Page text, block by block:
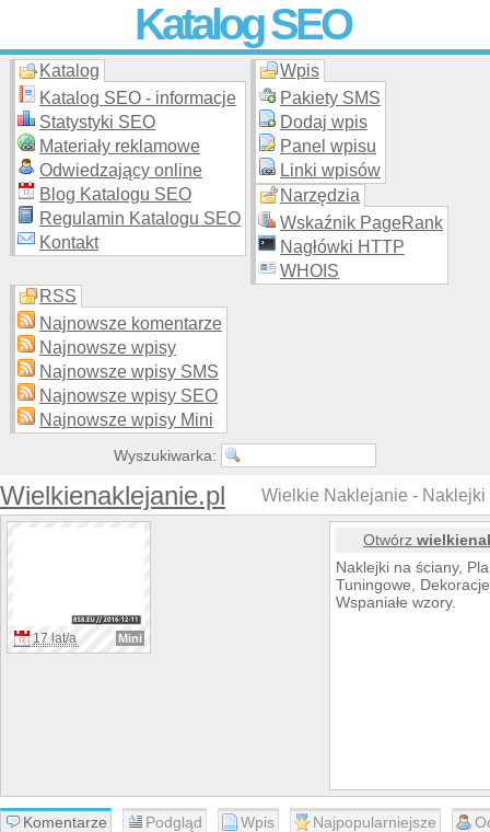
Katalog SEO
Skuteczna i promocja stron WWW –
moderowanego katalogu za darmo!
Katalog
Katalog SEO - informacje
Statystyki SEO
Materiały reklamowe
Odwiedzający online
Blog Katalogu SEO
Regulamin Katalogu SEO
Kontakt
Wpis
Pakiety SMS
Dodaj wpis
Panel wpisu
Linki wpisów
Narzędzia
Wskaźnik PageRank
Nagłówki HTTP
WHOIS
RSS
Najnowsze komentarze
Najnowsze wpisy
Najnowsze wpisy SMS
Najnowsze wpisy SEO
Najnowsze wpisy Mini
Wyszukiwarka:
Wielkienaklejanie.pl Wielkie Naklejanie - Naklejki
17 lat/a Mini
Otwórz
Naklejki na ściany,
Tuningowe,
Wspaniałe wzory.
Komentarze Podgląd Wpis Najpopularniejsze